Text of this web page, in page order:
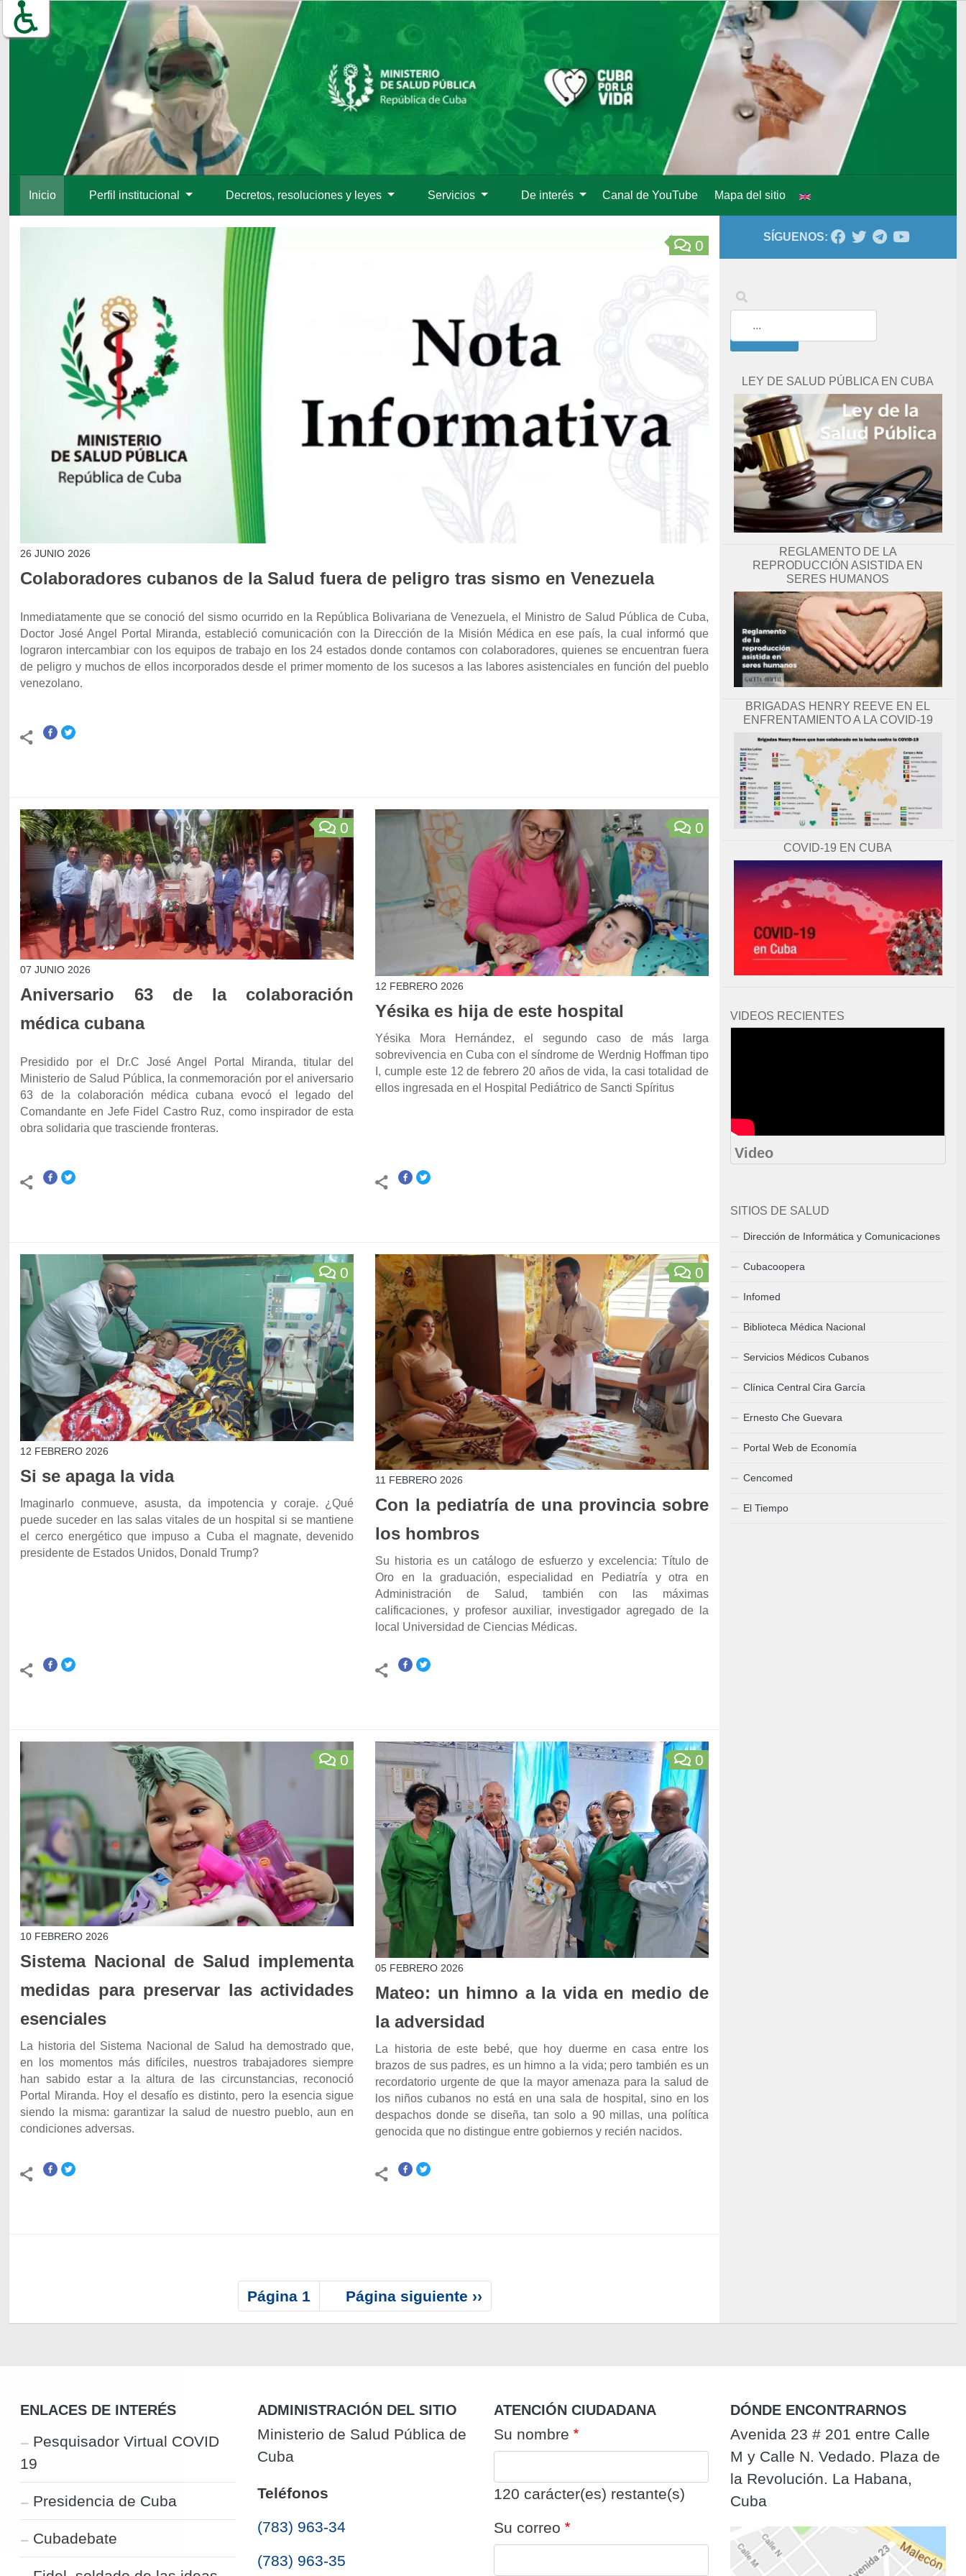
contenido
principal
Inicio Perfil institucional Decretos, resoluciones y leyes Servicios De interés Canal de YouTube Mapa del sitio
Inicio 0
26 JUNIO 2026
Colaboradores cubanos de la Salud fuera de peligro tras sismo en Venezuela
Inmediatamente que se conoció del sismo ocurrido en la República Bolivariana de Venezuela, el Ministro de Salud Pública de Cuba,
Doctor José Angel Portal Miranda, estableció comunicación con la Dirección de la Misión Médica en ese país, la cual informó que
lograron intercambiar con los equipos de trabajo en los 24 estados donde contamos con colaboradores, quienes se encuentran fuera
de peligro y muchos de ellos incorporados desde el primer momento de los sucesos a las labores asistenciales en función del pueblo
venezolano.
0
07 JUNIO 2026
Aniversario 63 de la colaboración
médica cubana
Presidido por el Dr.C José Angel Portal Miranda, titular del
Ministerio de Salud Pública, la conmemoración por el aniversario
63 de la colaboración médica cubana evocó el legado del
Comandante en Jefe Fidel Castro Ruz, como inspirador de esta
obra solidaria que trasciende fronteras.
0
12 FEBRERO 2026
Yésika es hija de este hospital
Yésika Mora Hernández, el segundo caso de más larga
sobrevivencia en Cuba con el síndrome de Werdnig Hoffman tipo
I, cumple este 12 de febrero 20 años de vida, la casi totalidad de
ellos ingresada en el Hospital Pediátrico de Sancti Spíritus
0
12 FEBRERO 2026
Si se apaga la vida
Imaginarlo conmueve, asusta, da impotencia y coraje. ¿Qué
puede suceder en las salas vitales de un hospital si se mantiene
el cerco energético que impuso a Cuba el magnate, devenido
presidente de Estados Unidos, Donald Trump?
0
11 FEBRERO 2026
Con la pediatría de una provincia sobre
los hombros
Su historia es un catálogo de esfuerzo y excelencia: Título de
Oro en la graduación, especialidad en Pediatría y otra en
Administración de Salud, también con las máximas
calificaciones, y profesor auxiliar, investigador agregado de la
local Universidad de Ciencias Médicas.
0
10 FEBRERO 2026
Sistema Nacional de Salud implementa
medidas para preservar las actividades
esenciales
La historia del Sistema Nacional de Salud ha demostrado que,
en los momentos más difíciles, nuestros trabajadores siempre
han sabido estar a la altura de las circunstancias, reconoció
Portal Miranda. Hoy el desafío es distinto, pero la esencia sigue
siendo la misma: garantizar la salud de nuestro pueblo, aun en
condiciones adversas.
0
05 FEBRERO 2026
Mateo: un himno a la vida en medio de
la adversidad
La historia de este bebé, que hoy duerme en casa entre los
brazos de sus padres, es un himno a la vida; pero también es un
recordatorio urgente de que la mayor amenaza para la salud de
los niños cubanos no está en una sala de hospital, sino en los
despachos donde se diseña, tan solo a 90 millas, una política
genocida que no distingue entre gobiernos y recién nacidos.
g
c
ó
n
Página 1
S
i
n
e
Página siguiente ››
SÍGUENOS:
Palabras clave
LEY DE SALUD PÚBLICA EN CUBA
REGLAMENTO DE LA
REPRODUCCIÓN ASISTIDA EN
SERES HUMANOS
BRIGADAS HENRY REEVE EN EL
ENFRENTAMIENTO A LA COVID-19
COVID-19 EN CUBA
VIDEOS RECIENTES
Video
SITIOS DE SALUD
Dirección de Informática y Comunicaciones
Cubacoopera
Infomed
Biblioteca Médica Nacional
Servicios Médicos Cubanos
Clínica Central Cira García
Ernesto Che Guevara
Portal Web de Economía
Cencomed
El Tiempo
ENLACES DE INTERÉS
Pesquisador Virtual COVID
19
Presidencia de Cuba
Cubadebate
ADMINISTRACIÓN DEL SITIO
Ministerio de Salud Pública de
Cuba
Teléfonos
(783) 963-34
(783) 963-35
ATENCIÓN CIUDADANA
Su nombre
120 carácter(es) restante(s)
Su correo
DÓNDE ENCONTRARNOS
Avenida 23 # 201 entre Calle
M y Calle N. Vedado. Plaza de
la Revolución. La Habana,
Cuba